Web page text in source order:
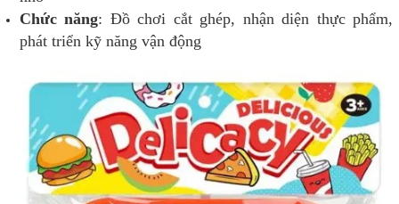
Chức năng: Đồ chơi cắt ghép, nhận diện thực phẩm,
phát triển kỹ năng vận động